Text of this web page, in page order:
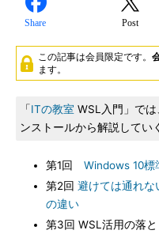
Share Post
この記事は会員限定です。
ます。
「ITの教室 WSL入門」で
ンストールから解説してい
第1回 Windows 10標
第2回 避けては通れな
の違い
第3回 WSL活用の落